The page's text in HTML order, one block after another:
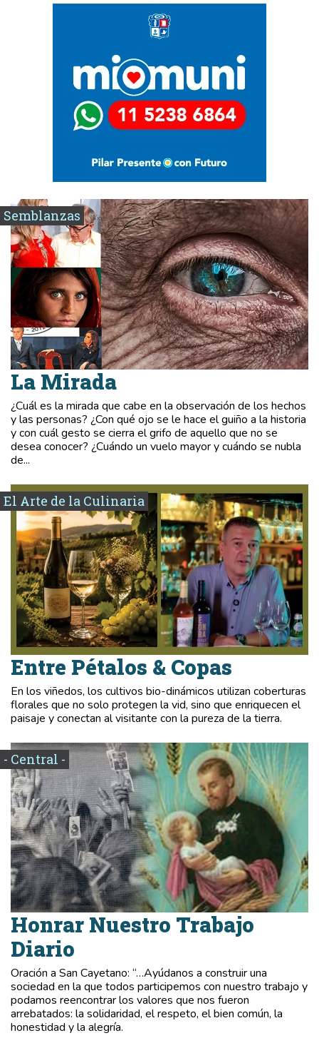
Semblanzas
La Mirada
¿Cuál es la mirada que cabe en la observación de los hechos
y las personas? ¿Con qué ojo se le hace el guiño a la historia
y con cuál gesto se cierra el grifo de aquello que no se
desea conocer? ¿Cuándo un vuelo mayor y cuándo se nubla
de...
El Arte de la Culinaria
Entre Pétalos & Copas
En los viñedos, los cultivos bio-dinámicos utilizan coberturas
florales que no solo protegen la vid, sino que enriquecen el
paisaje y conectan al visitante con la pureza de la tierra.
- Central -
Honrar Nuestro Trabajo
Diario
Oración a San Cayetano: “…Ayúdanos a construir una
sociedad en la que todos participemos con nuestro trabajo y
podamos reencontrar los valores que nos fueron
arrebatados: la solidaridad, el respeto, el bien común, la
honestidad y la alegría.